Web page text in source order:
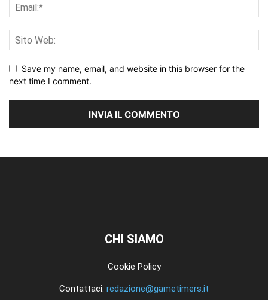
Save my name, email, and website in this browser for the
next time I comment.
CHI SIAMO
Cookie Policy
Contattaci: redazione@gametimers.it